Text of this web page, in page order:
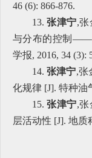
46 (6): 866-876.
13.张津宁,张
与分布的控制——
学报, 2016, 34 (3):
14.张津宁,张
化规律 [J]. 特种油
15.张津宁,张
层活动性 [J]. 地质